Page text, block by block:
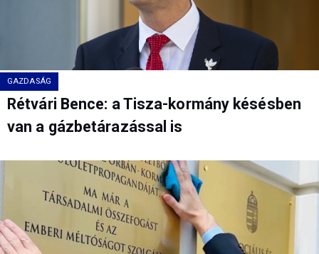
GAZDASÁG
Rétvári Bence: a Tisza-kormány késésben
van a gázbetárazással is